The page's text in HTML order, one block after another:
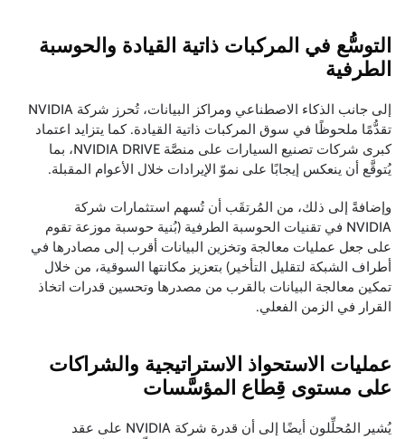
التوسُّع في المركبات ذاتية القيادة والحوسبة
الطرفية
إلى جانب الذكاء الاصطناعي ومراكز البيانات، تُحرز شركة NVIDIA
تقدُّمًا ملحوظًا في سوق المركبات ذاتية القيادة. كما يتزايد اعتماد
كبرى شركات تصنيع السيارات على منصَّة NVIDIA DRIVE، بما
يُتوقَّع أن ينعكس إيجابًا على نموّ الإيرادات خلال الأعوام المقبلة.
وإضافةً إلى ذلك، من المُرتقَب أن تُسهم استثمارات شركة
NVIDIA في تقنيات الحوسبة الطرفية (بُنية حوسبة موزعة تقوم
على جعل عمليات معالجة وتخزين البيانات أقرب إلى مصادرها في
أطراف الشبكة لتقليل التأخير) بتعزيز مكانتها السوقية، من خلال
تمكين معالجة البيانات بالقرب من مصدرها وتحسين قدرات اتخاذ
القرار في الزمن الفعلي.
عمليات الاستحواذ الاستراتيجية والشراكات
على مستوى قِطاع المؤسَّسات
يُشير المُحلِّلون أيضًا إلى أن قدرة شركة NVIDIA على عقد